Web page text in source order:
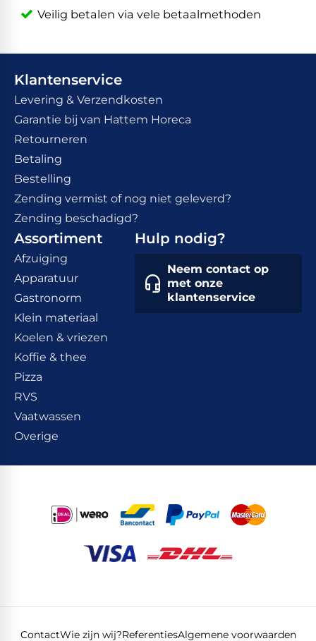
Veilig betalen via vele betaalmethoden
Klantenservice
Levering & Verzendkosten
Garantie bij van Hattem Horeca
Retourneren
Betaling
Bestelling
Zending vermist of nog niet geleverd?
Zending beschadigd?
Assortiment
Afzuiging
Apparatuur
Gastronorm
Klein materiaal
Koelen & vriezen
Koffie & thee
Pizza
RVS
Vaatwassen
Overige
Hulp nodig?
Neem contact op
met onze
klantenservice
ContactWie zijn wij?ReferentiesAlgemene voorwaarden